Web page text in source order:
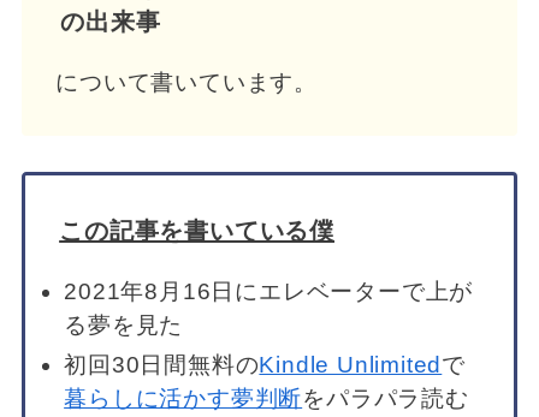
の出来事
について書いています。
この記事を書いている僕
2021年8月16日にエレベーターで上が
る夢を見た
初回30日間無料のKindle Unlimitedで
暮らしに活かす夢判断をパラパラ読む